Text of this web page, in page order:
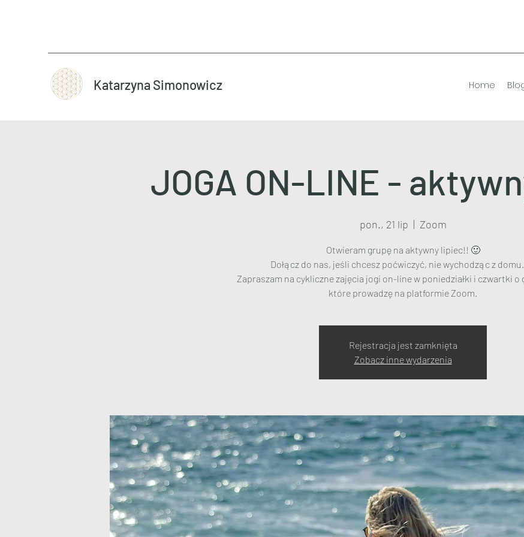
Katarzyna Simonowicz Home
JOGA ON-LINE -
pon., 21 lip
  |
Zoom
Otwieram grupę na aktywny lipiec!! 🙂
Dołącz do nas, jeśli chcesz poćwiczyć, nie wychodząc z
Zapraszam na cykliczne zajęcia jogi on-line w poniedziałki i czwartki o
które prowadzę na platformie Zoom.
Rejestracja jest zamknięta
Zobacz inne wydarzenia